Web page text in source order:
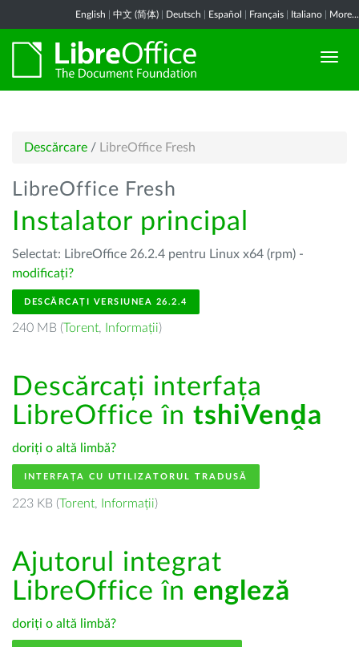
English 中文 (简体) Deutsch Español Français Italiano More...
Descărcare / LibreOffice Fresh
LibreOffice Fresh
Instalator principal
Selectat: LibreOffice 26.2.4 pentru Linux x64 (rpm) -
modificați?
DESCĂRCAȚI VERSIUNEA 26.2.4
240 MB (Torent, Informații)
Descărcați interfața
LibreOffice în tshiVenḓa
doriți o altă limbă?
INTERFAȚA CU UTILIZATORUL TRADUSĂ
223 KB (Torent, Informații)
Ajutorul integrat
LibreOffice în engleză
doriți o altă limbă?